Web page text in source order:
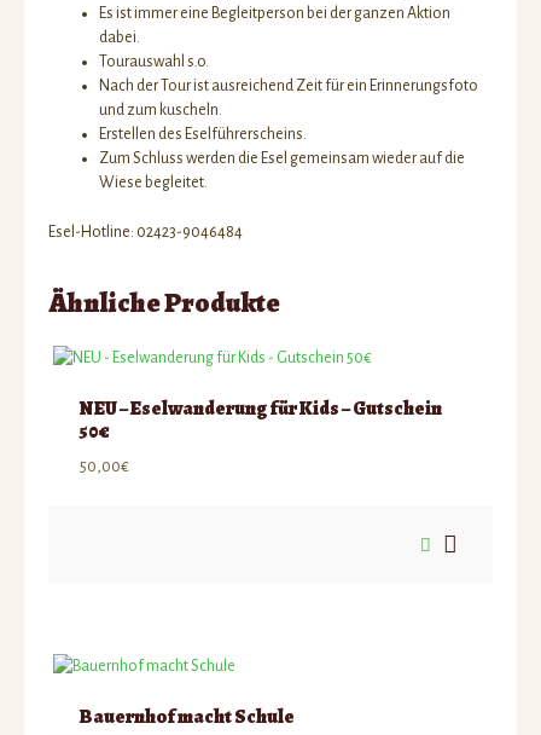
Es ist immer eine Begleitperson bei der ganzen Aktion
dabei.
Tourauswahl s.o.
Nach der Tour ist ausreichend Zeit für ein Erinnerungsfoto
und zum kuscheln.
Erstellen des Eselführerscheins.
Zum Schluss werden die Esel gemeinsam wieder auf die
Wiese begleitet.
Esel-Hotline: 02423-9046484
Ähnliche Produkte
NEU – Eselwanderung für Kids – Gutschein
50€
50,00€
Bauernhof macht Schule